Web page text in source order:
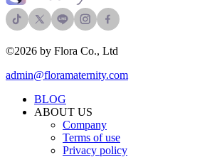
©2026 by Flora Co., Ltd
admin@floramaternity.com
BLOG
ABOUT US
Company
Terms of use
Privacy policy